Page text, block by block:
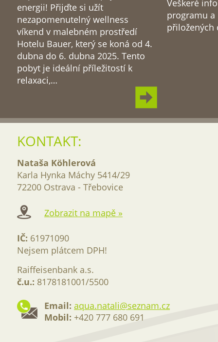
energii! Přijďte si užít
nezapomenutelný wellness
víkend v malebném prostředí
Hotelu Bauer, který se koná od 4.
dubna do 6. dubna 2025. Tento
pobyt je ideální příležitostí k
relaxaci,…
Veškeré
programu a
přiložených
KONTAKT:
Nataša Köhlerová
Karla Hynka Máchy 5414/29
72200 Ostrava - Třebovice
Zobrazit na mapě »
IČ: 61971090
Nejsem plátcem DPH!
Raiffeisenbank a.s.
č.u.: 8178181001/5500
Email: aqua.natali@seznam.cz
Mobil: +420 777 680 691